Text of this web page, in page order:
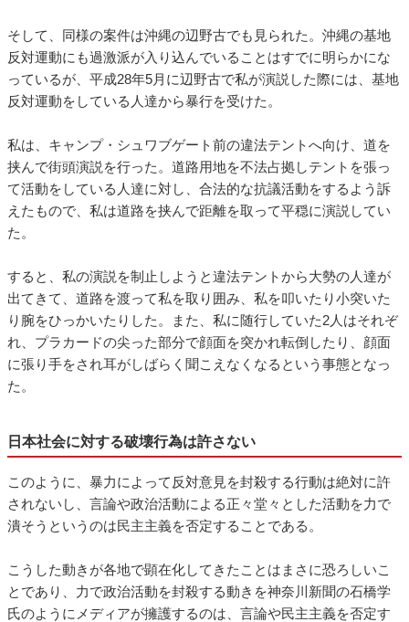
そして、同様の案件は沖縄の辺野古でも見られた。沖縄の基地
反対運動にも過激派が入り込んでいることはすでに明らかにな
っているが、平成28年5月に辺野古で私が演説した際には、基地
反対運動をしている人達から暴行を受けた。
私は、キャンプ・シュワブゲート前の違法テントへ向け、道を
挟んで街頭演説を行った。道路用地を不法占拠しテントを張っ
て活動をしている人達に対し、合法的な抗議活動をするよう訴
えたもので、私は道路を挟んで距離を取って平穏に演説してい
た。
すると、私の演説を制止しようと違法テントから大勢の人達が
出てきて、道路を渡って私を取り囲み、私を叩いたり小突いた
り腕をひっかいたりした。また、私に随行していた2人はそれぞ
れ、プラカードの尖った部分で顔面を突かれ転倒したり、顔面
に張り手をされ耳がしばらく聞こえなくなるという事態となっ
た。
日本社会に対する破壊行為は許さない
このように、暴力によって反対意見を封殺する行動は絶対に許
されないし、言論や政治活動による正々堂々とした活動を力で
潰そうというのは民主主義を否定することである。
こうした動きが各地で顕在化してきたことはまさに恐ろしいこ
とであり、力で政治活動を封殺する動きを神奈川新聞の石橋学
氏のようにメディアが擁護するのは、言論や民主主義を否定す